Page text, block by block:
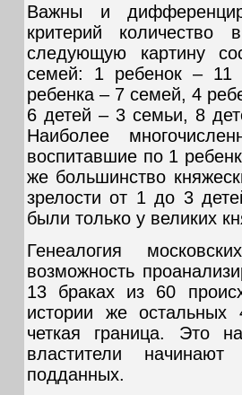
Важны и
критерий
следующую картину
семей: 1 ребенок –
ребенка – 7 семей, 4
6 детей – 3 семьи, 8
Наиболее
воспитавшие по 1
же большинство
зрелости от 1 до 3
были только у великих
Генеалогия
возможность
13 браках из 60
истории же остальных
четкая граница. Это
властители
подданных.